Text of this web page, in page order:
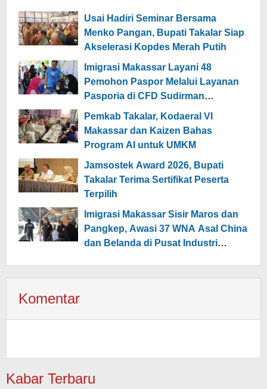
Usai Hadiri Seminar Bersama
Menko Pangan, Bupati Takalar Siap
Akselerasi Kopdes Merah Putih
Imigrasi Makassar Layani 48
Pemohon Paspor Melalui Layanan
Pasporia di CFD Sudirman
Makassar
Pemkab Takalar, Kodaeral VI
Makassar dan Kaizen Bahas
Program AI untuk UMKM
Jamsostek Award 2026, Bupati
Takalar Terima Sertifikat Peserta
Terpilih
Imigrasi Makassar Sisir Maros dan
Pangkep, Awasi 37 WNA Asal China
dan Belanda di Pusat Industri
Komentar
Kabar Terbaru